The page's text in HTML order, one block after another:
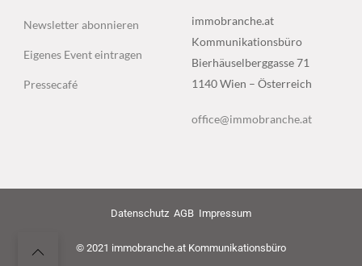
Newsletter abonnieren
Eigenes Event eintragen
Pressecafé
immobranche.at
Kommunikationsbüro
Bierhäuselberggasse 71
1140 Wien – Österreich
office@immobranche.at
Datenschutz AGB Impressum
© 2021 immobranche.at Kommunikationsbüro